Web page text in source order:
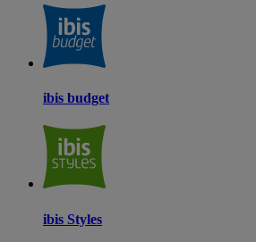
ibis budget
ibis Styles